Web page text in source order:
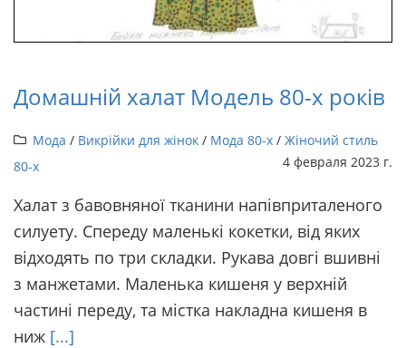
Домашній халат Модель 80-х років
Мода / Викрійки для жінок/ Мода 80-х/ Жіночий стиль
80-х
4 февраля 2023 г.
Халат з бавовняної тканини напівприталеного
силуету. Спереду маленькі кокетки, від яких
відходять по три складки. Рукава довгі вшивні
з манжетами. Маленька кишеня у верхній
частині переду, та містка накладна кишеня в
ниж [...]